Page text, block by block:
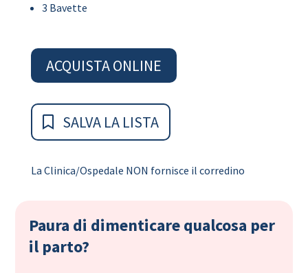
3 Bavette
ACQUISTA ONLINE
SALVA LA LISTA
La Clinica/Ospedale NON fornisce il corredino
Paura di dimenticare qualcosa per
il parto?